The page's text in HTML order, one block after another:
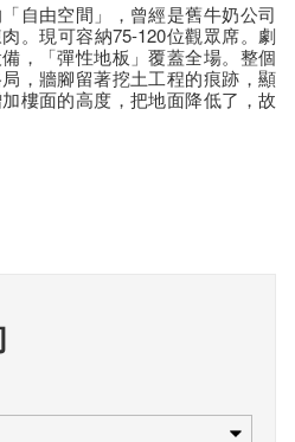
自由空間」，曾經是舊牛奶公司
。現可容納75-120位觀眾席。劇
，「彈性地板」覆蓋全場。整個
，牆腳留著挖土工程的痕跡，顯
樓面的高度，把地面降低了，故